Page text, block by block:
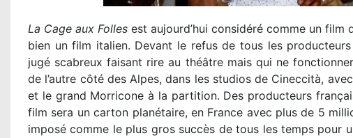
La Cage aux Folles est aujourd’hui considéré comme un
bien un film italien. Devant le refus de tous les
jugé scabreux faisant rire au théâtre mais qui ne
de l’autre côté des Alpes, dans les studios de Cineccità,
et le grand Morricone à la partition. Des producteurs
film sera un carton planétaire, en France avec plus de 5
imposé comme le plus gros succès de tous les temps pour